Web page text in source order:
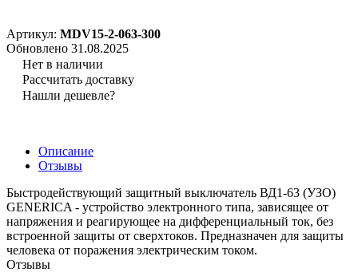
Артикул: MDV15-2-063-300
Обновлено 31.08.2025
Нет в наличии
Рассчитать доставку
Нашли дешевле?
Описание
Отзывы
Быстродействующий защитный выключатель ВД1-63 (УЗО)
GENERICA - устройство электронного типа, зависящее от
напряжения и реагирующее на дифференциальный ток, без
встроенной защиты от сверхтоков. Предназначен для защиты
человека от поражения электрическим током.
Отзывы